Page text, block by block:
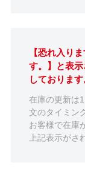
【恐れ入り
す。】と表
しております
在庫の更新は
文のタイミン
お客様で在庫
上記表示がさ